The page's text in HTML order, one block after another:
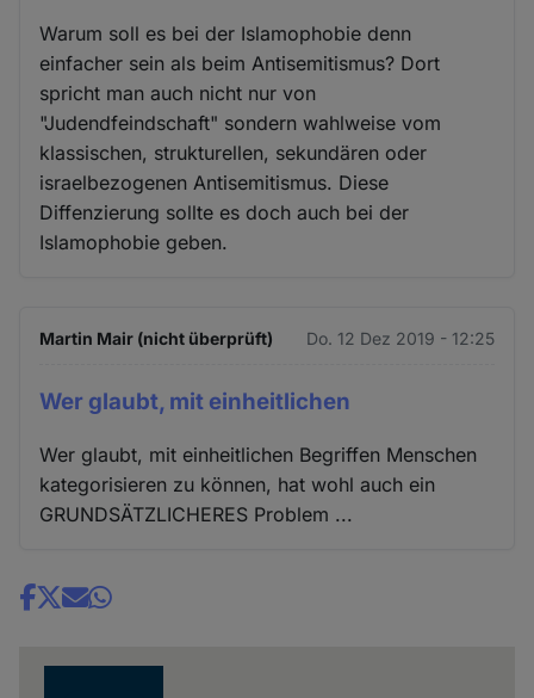
Warum soll es bei der Islamophobie denn
einfacher sein als beim Antisemitismus? Dort
spricht man auch nicht nur von
"Judendfeindschaft" sondern wahlweise vom
klassischen, strukturellen, sekundären oder
israelbezogenen Antisemitismus. Diese
Diffenzierung sollte es doch auch bei der
Islamophobie geben.
Martin Mair (nicht überprüft) Do. 12 Dez 2019 - 12:25
Wer glaubt, mit einheitlichen
Wer glaubt, mit einheitlichen Begriffen Menschen
kategorisieren zu können, hat wohl auch ein
GRUNDSÄTZLICHERES Problem ...
Share